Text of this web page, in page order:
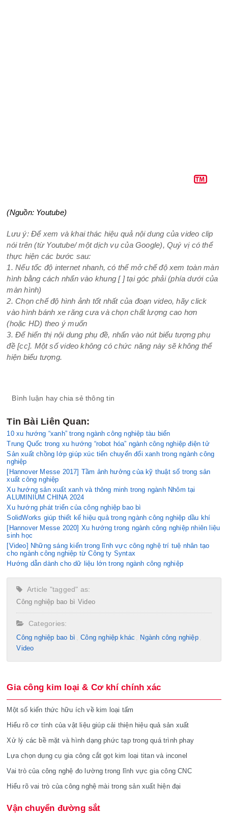
(Nguồn: Youtube)
Lưu ý:Để xem và khai thác hiệu quả nội dung của video clip
nói trên (từ Youtube/ một dịch vụ của Google), Quý vị có thể
thực hiện các bước sau:
1. Nếu tốc độ internet nhanh, có thể mở chế độ xem toàn màn
hình bằng cách nhấn vào khung [ ] tại góc phải (phía dưới của
màn hình)
2. Chọn chế độ hình ảnh tốt nhất của đoạn video, hãy click
vào hình bánh xe răng cưa và chọn chất lượng cao hơn
(hoặc HD) theo ý muốn
3. Để hiển thị nội dung phụ đề, nhấn vào nút biểu tượng phụ
đề [cc]. Một số video không có chức năng này sẽ không thể
hiện biểu tượng.
Bình luận hay chia sẻ thông tin
Tin Bài Liên Quan:
10 xu hướng “xanh” trong ngành công nghiệp tàu biển
Trung Quốc trong xu hướng “robot hóa” ngành công nghiệp điện tử
Sản xuất chồng lớp giúp xúc tiến chuyển đổi xanh trong ngành công
nghiệp
[Hannover Messe 2017] Tầm ảnh hưởng của kỹ thuật số trong sản
xuất công nghiệp
Xu hướng sản xuất xanh và thông minh trong ngành Nhôm tại
ALUMINIUM CHINA 2024
Xu hướng phát triển của công nghiệp bao bì
SolidWorks giúp thiết kế hiệu quả trong ngành công nghiệp dầu khí
[Hannover Messe 2020] Xu hướng trong ngành công nghiệp nhiên liệu
sinh học
[Video] Những sáng kiến ​​trong lĩnh vực công nghệ trí tuệ nhân tạo
cho ngành công nghiệp từ Công ty Syntax
Hướng dẫn dành cho dữ liệu lớn trong ngành công nghiệp
Article "tagged" as:
Công nghiệp bao bì Video
Categories:
Công nghiệp bao bì Công nghiệp khác
Ngành công nghiệp
Video
Gia công kim loại & Cơ khí chính xác
Một số kiến thức hữu ích về kim loại tấm
Hiểu rõ cơ tính của vật liệu giúp cải thiện hiệu quả sản xuất
Xử lý các bề mặt và hình dạng phức tạp trong quá trình phay
Lựa chọn dụng cụ gia công cắt gọt kim loại titan và inconel
Vai trò của công nghệ đo lường trong lĩnh vực gia công CNC
Hiểu rõ vai trò của công nghệ mài trong sản xuất hiện đại
Vận chuyển đường sắt